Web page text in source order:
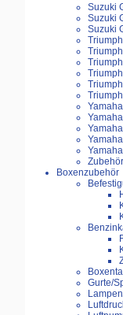
Suzuki
Suzuki
Suzuki
Zubehör
Boxenzubehör
Gurte/